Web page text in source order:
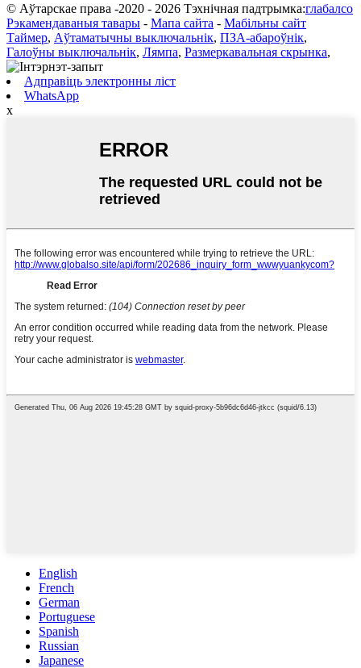
© Аўтарскае права -2020 - 2026 Тэхнічная падтрымка:глабалсо
Рэкамендаваныя тавары - Мапа сайта - Мабільны сайт
Таймер, Аўтаматычны выключальнік, ПЗА-абароўнік,
Галоўны выключальнік, Лямпа, Размеркавальная скрынка,
Адправіць электронны ліст
WhatsApp
x
English
French
German
Portuguese
Spanish
Russian
Japanese